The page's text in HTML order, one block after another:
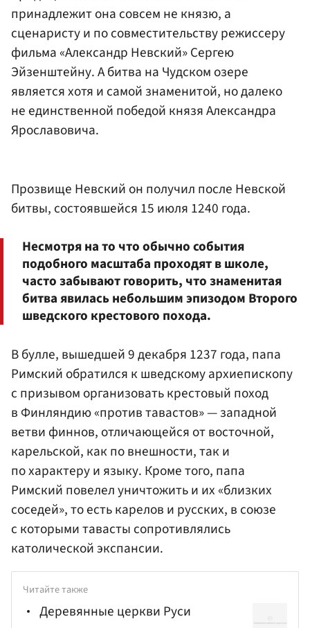
принадлежит она совсем не князю, а
сценаристу и по совместительству режиссеру
фильма «Александр Невский»Сергею
Эйзенштейну. А битва на Чудском озере
является хотя и самой знаменитой, но далеко
не единственной победой князя Александра
Ярославовича.
Прозвище Невский он получил после Невской
битвы, состоявшейся 15 июля 1240 года.
Несмотря на то что обычно события
подобного масштаба проходят в школе,
часто забывают говорить, что знаменитая
битва явилась небольшим эпизодом Второго
шведского крестового похода.
В булле, вышедшей 9 декабря 1237 года, папа
Римский обратился к шведскому архиепископу
с призывом организовать крестовый поход
в Финляндию «против тавастов» — западной
ветви финнов, отличающейся от восточной,
карельской, как по внешности, так и
по характеру и языку. Кроме того, папа
Римский повелел уничтожить и их «близких
соседей», то есть карелов и русских, в союзе
с которыми тавасты сопротивлялись
католической экспансии.
Читайте также
Деревянные церкви Руси